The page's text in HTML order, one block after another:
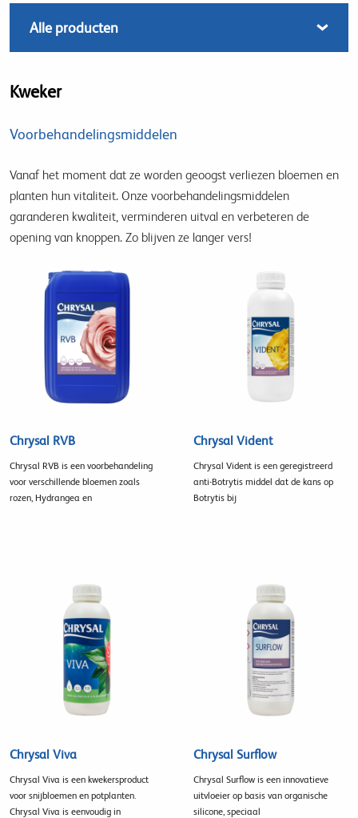
Kweker
Voorbehandelingsmiddelen
Vanaf het moment dat ze worden geoogst verliezen bloemen en
planten hun vitaliteit. Onze voorbehandelingsmiddelen
garanderen kwaliteit, verminderen uitval en verbeteren de
opening van knoppen. Zo blijven ze langer vers!
Chrysal RVB
Chrysal RVB is een voorbehandeling
voor verschillende bloemen zoals
rozen, Hydrangea en
Chrysal Vident
Chrysal Vident is een geregistreerd
anti-Botrytis middel dat de kans op
Botrytis bij
Chrysal Viva
Chrysal Viva is een kwekersproduct
voor snijbloemen en potplanten.
Chrysal Viva is eenvoudig in
Chrysal Surflow
Chrysal Surflow is een innovatieve
uitvloeier op basis van organische
silicone, speciaal